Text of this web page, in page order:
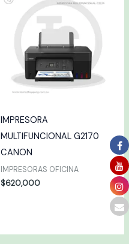
IMPRESORA
MULTIFUNCIONAL G2170
CANON
IMPRESORAS OFICINA
$620,000